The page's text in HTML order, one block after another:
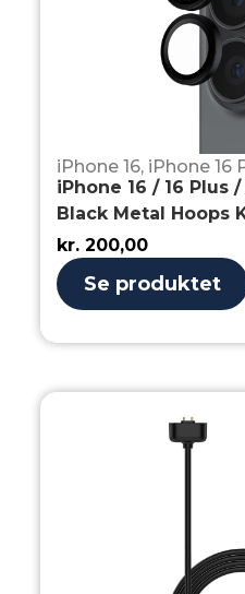
iPhone 16, iPhone 16
iPhone 16 / 16 Plus
Black Metal Hoops
kr. 200,00
Se produktet